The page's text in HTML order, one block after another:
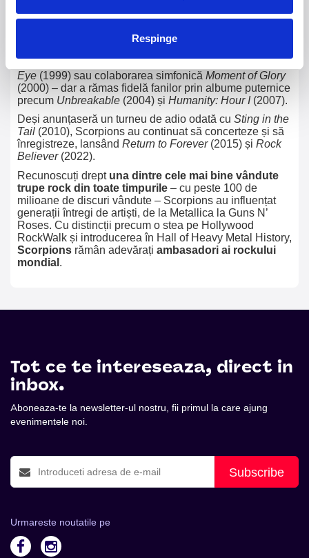
Respinge
În 1990,Crazy Worlda inclus celebra piesă “Wind of
transformând Scorpions în martori și mesageri ai
Eye (1999) sau colaborarea simfonică Moment of Glory
(2000) – dar a rămas fidelă fanilor prin albume puternice
precum Unbreakable (2004) și Humanity: Hour I(2007).
Deși anunțaseră un turneu de adio odată cu Sting in the
Tail (2010), Scorpions au continuat să concerteze și să
înregistreze, lansând Return to Forever(2015) și Rock
Believer(2022).
Recunoscuți drept una dintre cele mai bine vândute
trupe rock din toate timpurile – cu peste 100 de
milioane de discuri vândute – Scorpions au influențat
generații întregi de artiști, de la Metallica la Guns N’
Roses. Cu distincții precum o stea pe Hollywood
RockWalk și introducerea în Hall of Heavy Metal History,
Scorpions rămân adevărați ambasadori ai rockului
mondial .
Tot ce te intereseaza, direct in
inbox.
Aboneaza-te la newsletter-ul nostru, fii primul la care ajung
evenimentele noi.
Subscribe
Urmareste noutatile pe